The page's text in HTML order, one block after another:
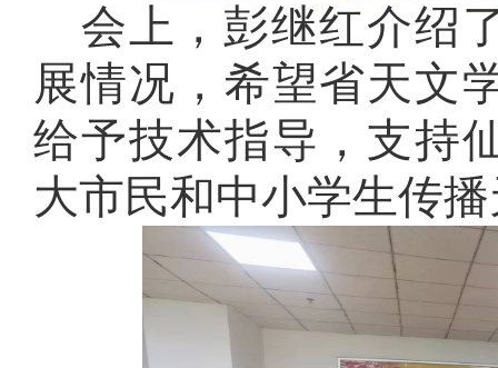
会上，彭继红介绍
展情况， 希望省天文
给予技术指导 ，支持
大市民和中小学生传播